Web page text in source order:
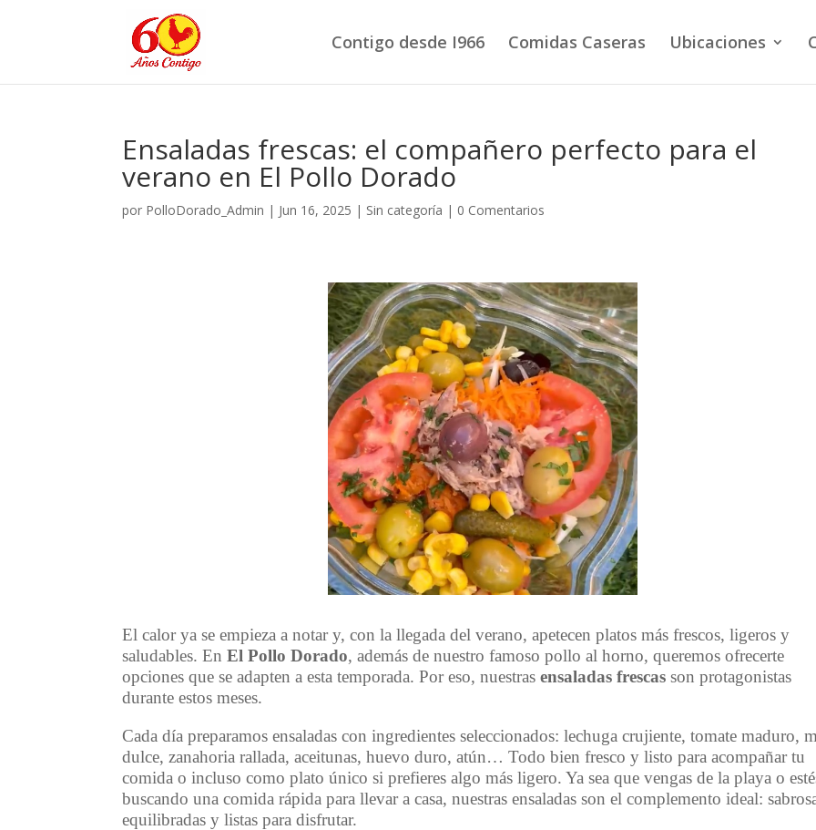
Contigo desde I966 Comidas Caseras Ubicaciones
Ensaladas frescas: el compañero perfecto para el
verano en El Pollo Dorado
por PolloDorado_Admin | Jun 16, 2025 | Sin categoría | 0 Comentarios
El calor ya se empieza a notar y, con la llegada del verano, apetecen platos más frescos, ligeros y
saludables. EnEl Pollo Dorado, además de nuestro famoso pollo al horno, queremos ofrecerte
opciones que se adapten a esta temporada. Por eso, nuestrasensaladas frescas son protagonistas
durante estos meses.
Cada día preparamos ensaladas con ingredientes seleccionados: lechuga crujiente, tomate maduro,
dulce, zanahoria rallada, aceitunas, huevo duro, atún… Todo bien fresco y listo para acompañar tu
comida o incluso como plato único si prefieres algo más ligero. Ya sea que vengas de la playa o
buscando una comida rápida para llevar a casa, nuestras ensaladas son el complemento ideal:
equilibradas y listas para disfrutar.